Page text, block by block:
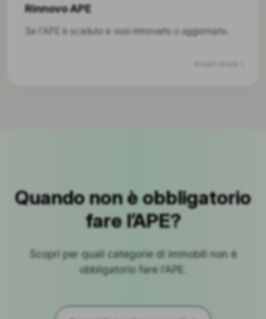
Rinnovo APE
Se l'APE è scaduto e vuoi rinnovarlo o aggiornarlo.
Quando non è obbligatorio
fare l’APE?
Scopri per quali categorie di immobili non è
obbligatorio fare l’APE.